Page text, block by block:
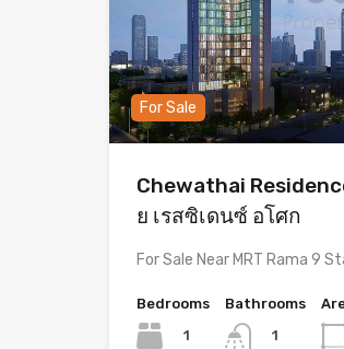
For Sale
Chewathai
ย เรสซิเดนซ์ อโศก
For Sale Near MRT Rama 9
Bedrooms
1
Bathrooms
1